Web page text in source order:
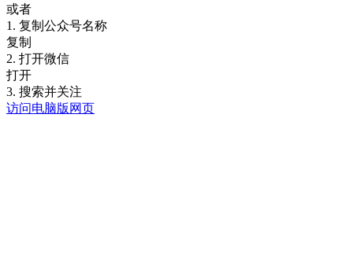
或者
1. 复制公众号名称
复制
2. 打开微信
打开
3. 搜索并关注
访问电脑版网页